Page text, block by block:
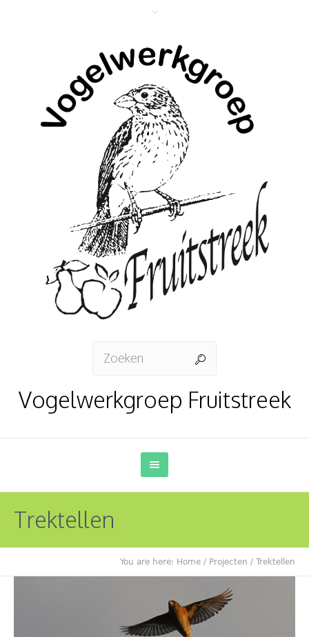
Vogelwerkgroep Fruitstreek
Trektellen
You are here: Home / Projecten / Trektellen